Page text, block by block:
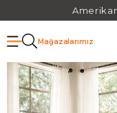
Mağazalarımız